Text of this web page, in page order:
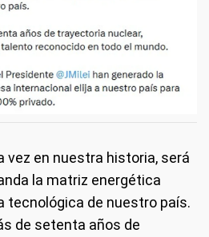
vez en nuestra historia, será
la matriz energética
tecnológica de nuestro país.
de setenta años de